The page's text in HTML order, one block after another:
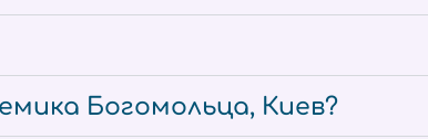
Богомольца, Киев?